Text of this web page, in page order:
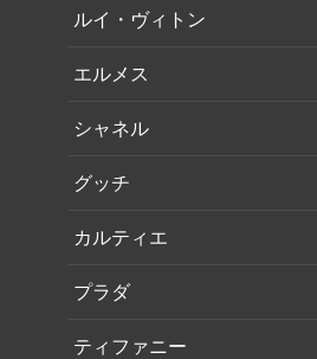
ルイ・ヴィトン
エルメス
シャネル
グッチ
カルティエ
プラダ
ティファニー